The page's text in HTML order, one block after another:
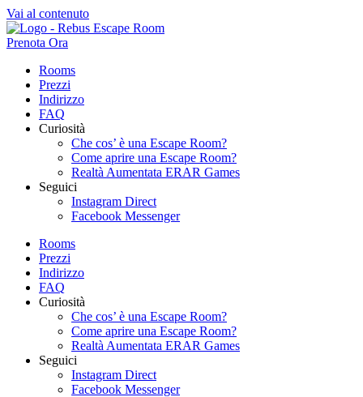
Vai al contenuto
Prenota Ora
Rooms
Prezzi
Indirizzo
FAQ
Curiosità
Che cos’ è una Escape Room?
Come aprire una Escape Room?
Realtà Aumentata ERAR Games
Seguici
Instagram Direct
Facebook Messenger
Rooms
Prezzi
Indirizzo
FAQ
Curiosità
Che cos’ è una Escape Room?
Come aprire una Escape Room?
Realtà Aumentata ERAR Games
Seguici
Instagram Direct
Facebook Messenger